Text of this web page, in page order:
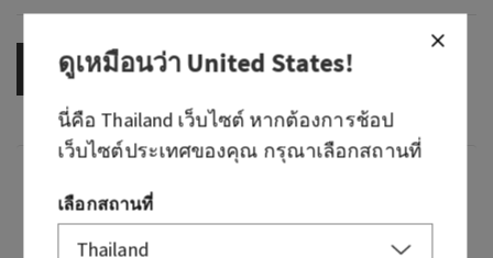
OUT OF STOCK
What it smells like: a dreamy, warm, joyfully
ดูเหมือนว่าUnited States!
นี่คือ Thailand เว็บไซต์ หากต้องการช้อป
เว็บไซต์ประเทศของคุณ กรุณาเลือกสถานที่
เลือกสถานที่